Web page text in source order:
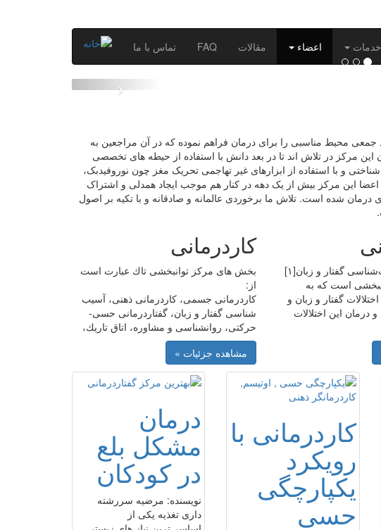
تماس با ما FAQ مقالات اعضاء خدمات
جمعی محیط مناسبی را برای درمان فراهم نموده که در آن مراجعین به
مرکز در تلاش اند تا در بعد دانش با استفاده از حیطه های تخصصی
و با استفاده از ابزارهای غیر تهاجمی تحریک مغز چون نوروفیدبک،
این مرکز بیش از یک دهه در کنار هم موجب ایجاد همدلی و اشتراک
شده است. تلاش ما برخوردی عالمانه و صادقانه و با تکیه بر اصول
کاردرمانی
بخش هاى مركز توانبخشى تاك عبارت است
از:
كاردرمانى جسمى، كاردرمانى ذهنى، آسيب
شناسى گفتار و زبان، گفتاردرمانى حسى-
حركتى، روانشناسى و مشاوره، اتاق تاريك،
مشاهده جزئیات »
گفتاردرمانی یا آسیب‌شناسی گفتار و زبان[۱]
است که به
گفتار و زبان و
این اختلالات
درمان
مشکل بلع
در کودکان
نویسنده: مرضیه سررشته
داری تغذیه یکی از
کاردرمانی با
رویکرد
یکپارچگی
حسی